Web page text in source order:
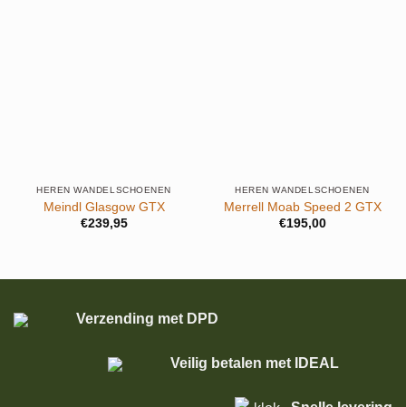
HEREN WANDELSCHOENEN
Meindl Glasgow GTX
€239,95
HEREN WANDELSCHOENEN
Merrell Moab Speed 2 GTX
€195,00
Verzending met DPD
Veilig betalen met IDEAL